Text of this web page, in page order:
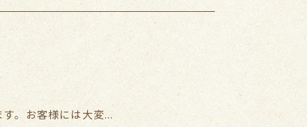
。お客様には大変...